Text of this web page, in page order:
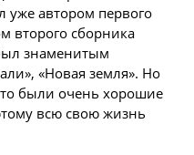
уже автором первого
второго сборника
знаменитым
«Новая земля». Но
были очень хорошие
всю свою жизнь